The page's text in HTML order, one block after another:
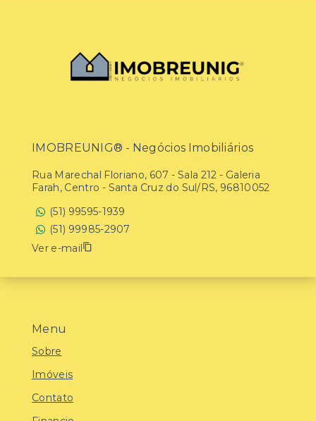
Menu
Sobre
Imóveis
Contato
IMOBREUNIG® - Negócios Imobiliários
Rua Marechal Floriano, 607 - Sala 212 - Galeria
Farah, Centro - Santa Cruz do Sul/RS, 96810052
(51) 99595-1939
(51) 99985-2907
Ver e-mail